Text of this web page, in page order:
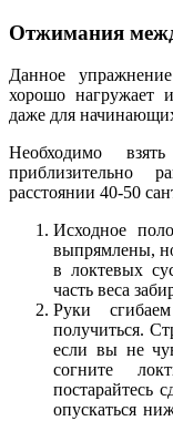
Отжимания
Данное
хорошо нагружает
даже для
Необходимо
приблизительно
расстоянии 40-50
Исходное
выпрямлены,
в локтевых
часть веса
Руки
получиться.
если вы не
согните
постарайтесь
опускаться